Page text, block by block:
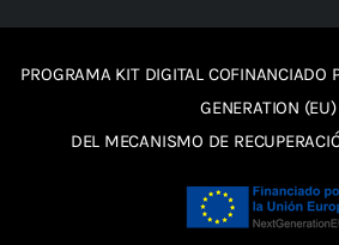
PROGRAMA KIT DIGITAL COFINANCIADO
GENERATION (EU)
DEL MECANISMO DE